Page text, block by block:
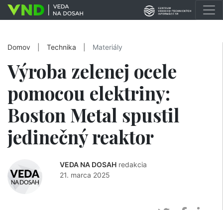
Domov Technika Materiály
Výroba zelenej ocele
pomocou elektriny:
Boston Metal spustil
jedinečný reaktor
VEDA NA DOSAH redakcia
21. marca 2025